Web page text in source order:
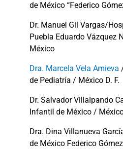
de México “Federico
Dr. Manuel Gil Vargas/
Puebla Eduardo Vázquez
México
Dra. Marcela Vela Amieva
de Pediatría / México D. F.
Dr. Salvador Villalpando
Infantil de México / México
Dra. Dina Villanueva
de México Federico